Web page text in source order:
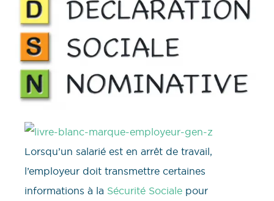
Lorsqu’un salarié est en arrêt de travail,
l’employeur doit transmettre certaines
informations à la Sécurité Sociale pour